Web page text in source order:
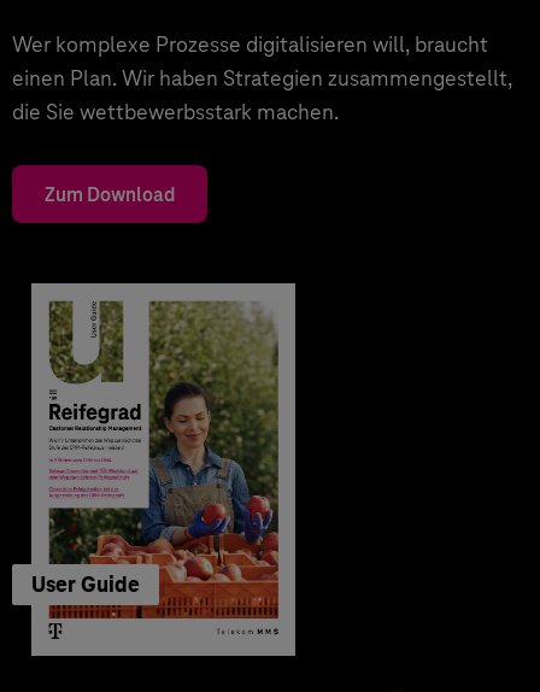
Wer komplexe Prozesse digitalisieren will, braucht
einen Plan. Wir haben Strategien zusammengestellt,
die Sie wettbewerbsstark machen.
Zum Download
User Guide